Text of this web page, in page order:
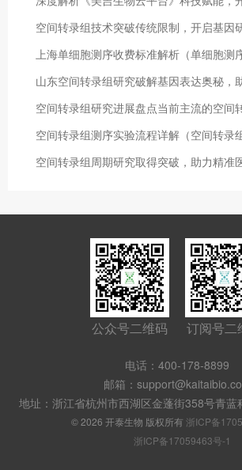
上海单细胞测序收费标准解析（单细胞测
空间转录组测序实验流程详解（空间转录
公众号二维码 订阅号二
电话：400-178-8899
邮箱：
地址：浙江省杭州市西湖区金蓬街358号青蓝
© 2026 开泰生物 版权所有 浙ICP备
浙ICP备17059463号-1